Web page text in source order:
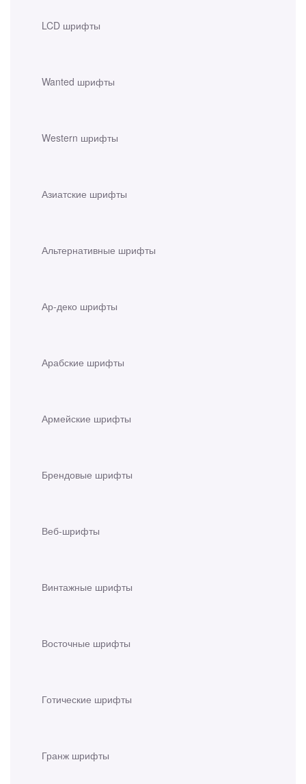
LCD шрифты
Wanted шрифты
Western шрифты
Азиатские шрифты
Альтернативные шрифты
Ар-деко шрифты
Арабские шрифты
Армейские шрифты
Брендовые шрифты
Веб-шрифты
Винтажные шрифты
Восточные шрифты
Готические шрифты
Гранж шрифты